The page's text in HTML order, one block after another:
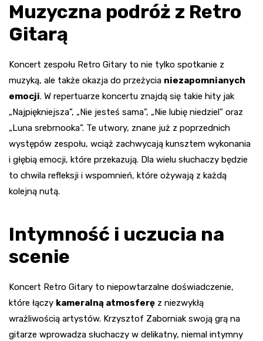
Muzyczna podróż z Retro
Gitarą
Koncert zespołu Retro Gitary to nie tylko spotkanie z
muzyką, ale także okazja do przeżycia niezapomnianych
emocji. W repertuarze koncertu znajdą się takie hity jak
„Najpiękniejsza”, „Nie jesteś sama”, „Nie lubię niedziel” oraz
„Luna srebrnooka”. Te utwory, znane już z poprzednich
występów zespołu, wciąż zachwycają kunsztem wykonania
i głębią emocji, które przekazują. Dla wielu słuchaczy będzie
to chwila refleksji i wspomnień, które ożywają z każdą
kolejną nutą.
Intymność i uczucia na
scenie
Koncert Retro Gitary to niepowtarzalne doświadczenie,
które łączy kameralną atmosferę z niezwykłą
wrażliwością artystów. Krzysztof Zaborniak swoją grą na
gitarze wprowadza słuchaczy w delikatny, niemal intymny